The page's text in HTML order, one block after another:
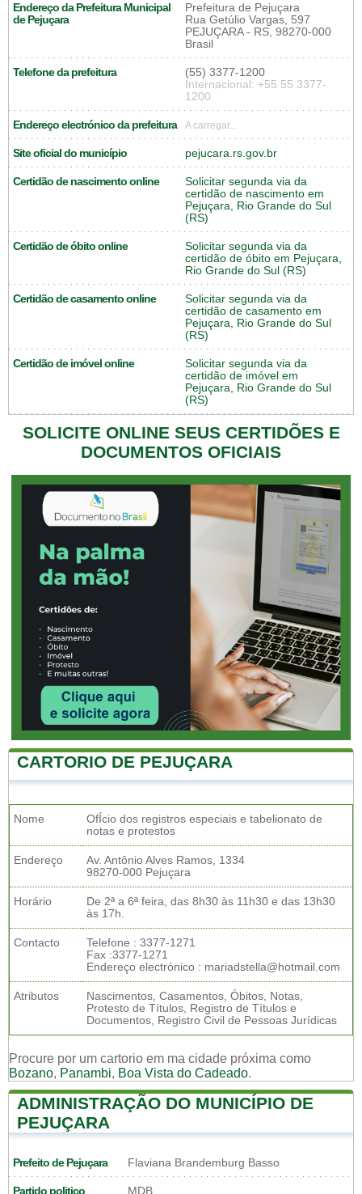
Endereço da Prefeitura Municipal
de Pejuçara
Prefeitura de Pejuçara
Rua Getúlio Vargas, 597
PEJUÇARA - RS, 98270-000
Brasil
Telefone da prefeitura
(55) 3377-1200
Internacional: +55 55 3377-
1200
Endereço electrónico da prefeitura A carregar...
Site oficial do município pejucara.rs.gov.br
Certidão de nascimento online
Solicitar segunda via da
certidão de nascimento em
Pejuçara, Rio Grande do Sul
(RS)
Certidão de óbito online
Solicitar segunda via da
certidão de óbito em Pejuçara,
Rio Grande do Sul (RS)
Certidão de casamento online
Solicitar segunda via da
certidão de casamento em
Pejuçara, Rio Grande do Sul
(RS)
Certidão de imóvel online
Solicitar segunda via da
certidão de imóvel em
Pejuçara, Rio Grande do Sul
(RS)
SOLICITE ONLINE SEUS CERTIDÕES E
DOCUMENTOS OFICIAIS
CARTORIO DE PEJUÇARA
Nome
OfÍcio dos registros especiais e tabelionato de
notas e protestos
Endereço
Av. Antônio Alves Ramos, 1334
98270-000 Pejuçara
Horário
De 2ª a 6ª feira, das 8h30 às 11h30 e das 13h30
às 17h.
Contacto
Telefone : 3377-1271
Fax :3377-1271
Endereço electrónico : mariadstella@hotmail.com
Atributos
Nascimentos, Casamentos, Óbitos, Notas,
Protesto de Títulos, Registro de Títulos e
Documentos, Registro Civil de Pessoas Jurídicas
Procure por um cartorio em ma cidade próxima como
Bozano, Panambi, Boa Vista do Cadeado.
ADMINISTRAÇÃO DO MUNICÍPIO DE
PEJUÇARA
Prefeito de Pejuçara Flaviana Brandemburg Basso
Partido politico MDB